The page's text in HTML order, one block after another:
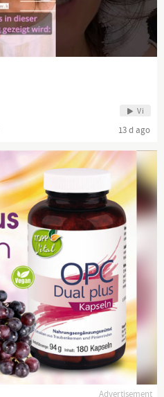
Vi
13 d ago
Advertisement